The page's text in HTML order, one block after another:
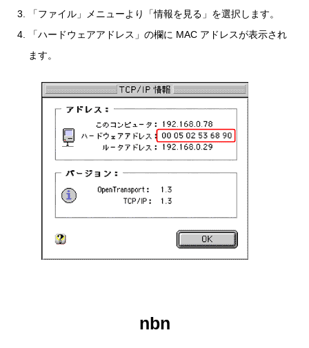
「ファイル」メニューより「情報を見る」を選択します。
「ハードウェアアドレス」の欄に MAC アドレスが表示され
ます。
nbn